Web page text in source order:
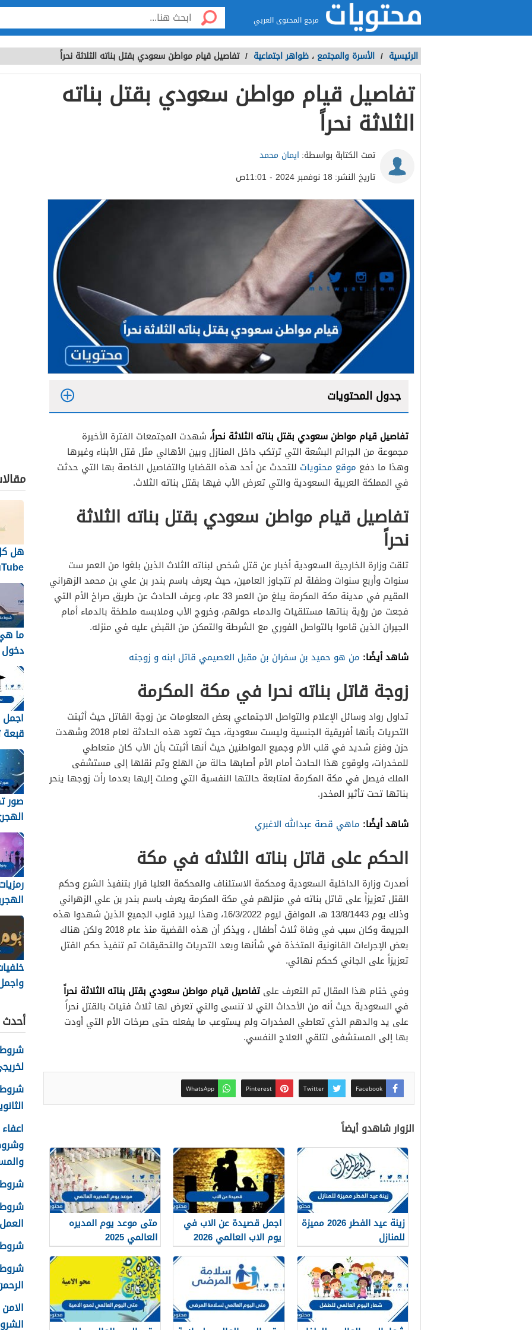
مرجع المحتوى العربي
الرئيسية / الأسرة والمجتمع ، ظواهر اجتماعية / تفاصيل قيام مواطن سعودي بقتل بناته الثلاثة نحراً
تفاصيل قيام مواطن سعودي بقتل بناته
الثلاثة نحراً
تمت الكتابة بواسطة: ايمان محمد
تاريخ النشر: 18 نوفمبر 2024 - 11:01ص
جدول المحتويات
تفاصيل قيام مواطن سعودي بقتل بناته الثلاثة نحراً، شهدت المجتمعات الفترة الأخيرة
مجموعة من الجرائم البشعة التي ترتكب داخل المنازل وبين الأهالي مثل قتل الأبناء وغيرها
وهذا ما دفع موقع محتويات للتحدث عن أحد هذه القضايا والتفاصيل الخاصة بها التي حدثت
في المملكة العربية السعودية والتي تعرض الأب فيها بقتل بناته الثلاث.
تفاصيل قيام مواطن سعودي بقتل بناته الثلاثة
نحراً
تلقت وزارة الخارجية السعودية أخبار عن قتل شخص لبناته الثلاث الذين بلغوا من العمر ست
سنوات وأربع سنوات وطفلة لم تتجاوز العامين، حيث يعرف باسم بندر بن علي بن محمد الزهراني
المقيم في مدينة مكة المكرمة يبلغ من العمر 33 عام، وعرف الحادث عن طريق صراخ الأم التي
فجعت من رؤية بناتها مستلقيات والدماء حولهم، وخروج الأب وملابسه ملطخة بالدماء أمام
الجيران الذين قاموا بالتواصل الفوري مع الشرطة والتمكن من القبض عليه في منزله.
شاهد أيضًا: من هو حميد بن سفران بن مقبل العصيمي قاتل ابنه و زوجته
زوجة قاتل بناته نحرا في مكة المكرمة
تداول رواد وسائل الإعلام والتواصل الاجتماعي بعض المعلومات عن زوجة القاتل حيث أثبتت
التحريات بأنها أفريقية الجنسية وليست سعودية، حيث تعود هذه الحادثة لعام 2018 وشهدت
حزن وفزع شديد في قلب الأم وجميع المواطنين حيث أنها أثبتت بأن الأب كان متعاطي
للمخدرات، ولوقوع هذا الحادث أمام الأم أصابها حالة من الهلع وتم نقلها إلى مستشفى
الملك فيصل في مكة المكرمة لمتابعة حالتها النفسية التي وصلت إليها بعدما رأت زوجها ينحر
بناتها تحت تأثير المخدر.
شاهد أيضًا: ماهي قصة عبدالله الاغبري
الحكم على قاتل بناته الثلاثه في مكة
أصدرت وزارة الداخلية السعودية ومحكمة الاستئناف والمحكمة العليا قرار بتنفيذ الشرع وحكم
القتل تعزيزاً على قاتل بناته في منزلهم في مكة المكرمة يعرف باسم بندر بن علي الزهراني
وذلك يوم 13/8/1443 ه‍، الموافق ليوم 16/3/2022، وهذا ليبرد قلوب الجميع الذين شهدوا هذه
الجريمة وكان سبب في وفاة ثلاث أطفال ، ويذكر أن هذه القضية منذ عام 2018 ولكن هناك
بعض الإجراءات القانونية المتخذة في شأنها وبعد التحريات والتحقيقات تم تنفيذ حكم القتل
تعزيزاً على الجاني كحكم نهائي.
وفي ختام هذا المقال تم التعرف علىتفاصيل قيام مواطن سعودي بقتل بناته الثلاثة نحراً
في السعودية حيث أنه من الأحداث التي لا تنسى والتي تعرض لها ثلاث فتيات بالقتل نحراً
على يد والدهم الذي تعاطي المخدرات ولم يستوعب ما يفعله حتى صرخات الأم التي أودت
بها إلى المستشفى لتلقي العلاج النفسي.
Facebook
Twitter
Pinterest
WhatsApp
الزوار شاهدو أيضاً
زينة عيد الفطر 2026 مميزة
للمنازل
اجمل قصيدة عن الاب في
يوم الاب العالمي 2026
متى موعد يوم المديره
العالمي 2025
هل
ما
دخول
جسر
2026 / 1448
قبعة
صور
1448
1448
أحدث
شروط
شروط
شروط
العمل
شروط
شروط